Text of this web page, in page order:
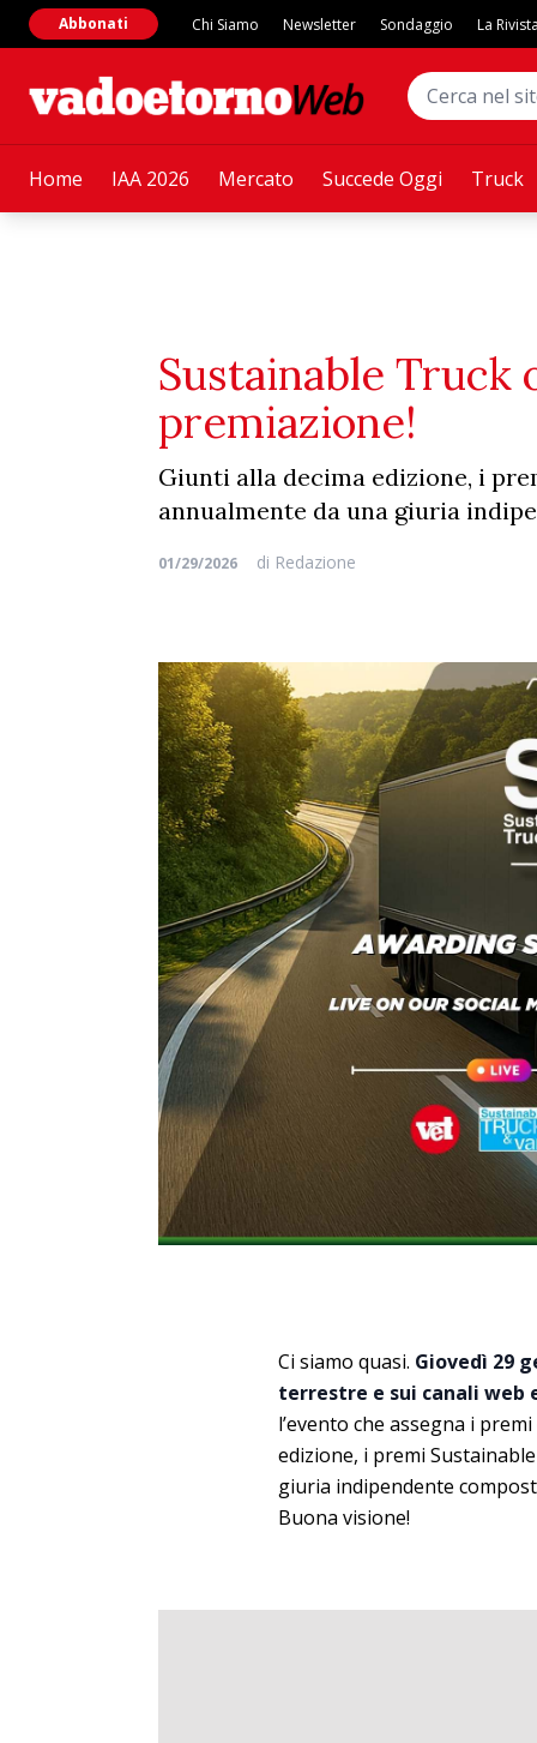
Home IAA 2026 Mercato Succede Oggi Truck
Abbonati Chi Siamo Newsletter Sondaggio La Rivista
Sustainable Truck
premiazione!
Giunti alla decima edizione, i
annualmente da una giuria
01/29/2026 di Redazione
Ci siamo quasi. Giovedì 29
terrestre e sui canali web
l’evento che assegna i
edizione, i premi
giuria indipendente
Buona visione!